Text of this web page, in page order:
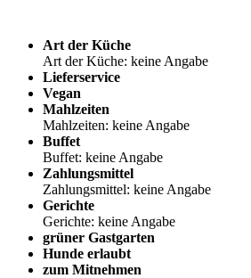
Art der Küche
Art der Küche: keine Angabe
Lieferservice
Vegan
Mahlzeiten
Mahlzeiten: keine Angabe
Buffet
Buffet: keine Angabe
Zahlungsmittel
Zahlungsmittel: keine Angabe
Gerichte
Gerichte: keine Angabe
grüner Gastgarten
Hunde erlaubt
zum Mitnehmen